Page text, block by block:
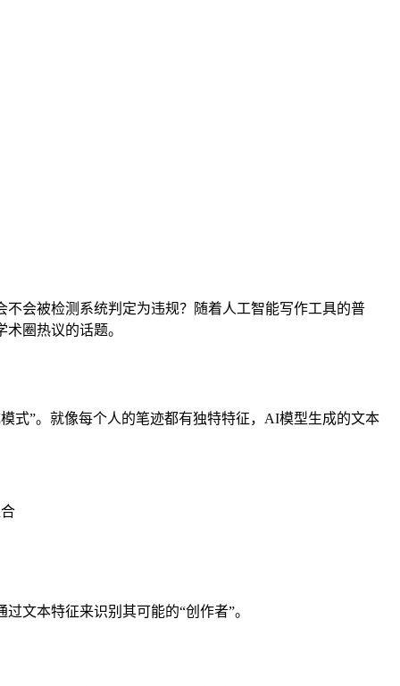
会被检测系统判定为违规？随着人工智能写作工具的普
圈热议的话题。
式”。就像每个人的笔迹都有独特特征，AI模型生成的文本
文本特征来识别其可能的“创作者”。